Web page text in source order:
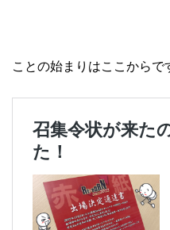
ことの始まりはここからで